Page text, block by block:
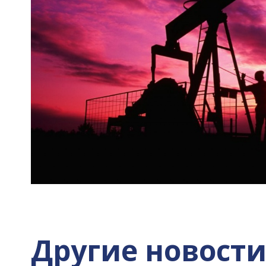
Другие новости